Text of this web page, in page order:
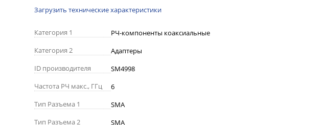
Загрузить технические характеристики
Категория 1
РЧ-компоненты коаксиальные
Категория 2
Адаптеры
ID производителя
SM4998
Частота РЧ макс., ГГц
6
Тип Разъема 1
SMA
Тип Разъема 2
SMA